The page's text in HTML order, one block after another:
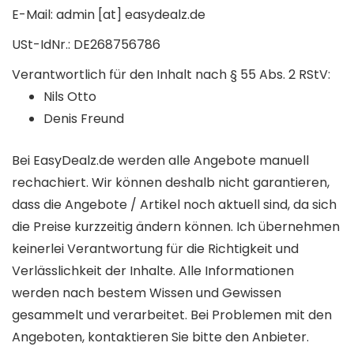
E-Mail: admin [at] easydealz.de
USt-IdNr.: DE268756786
Verantwortlich für den Inhalt nach § 55 Abs. 2 RStV:
Nils Otto
Denis Freund
Bei EasyDealz.de werden alle Angebote manuell
rechachiert. Wir können deshalb nicht garantieren,
dass die Angebote / Artikel noch aktuell sind, da sich
die Preise kurzzeitig ändern können. Ich übernehmen
keinerlei Verantwortung für die Richtigkeit und
Verlässlichkeit der Inhalte. Alle Informationen
werden nach bestem Wissen und Gewissen
gesammelt und verarbeitet. Bei Problemen mit den
Angeboten, kontaktieren Sie bitte den Anbieter.